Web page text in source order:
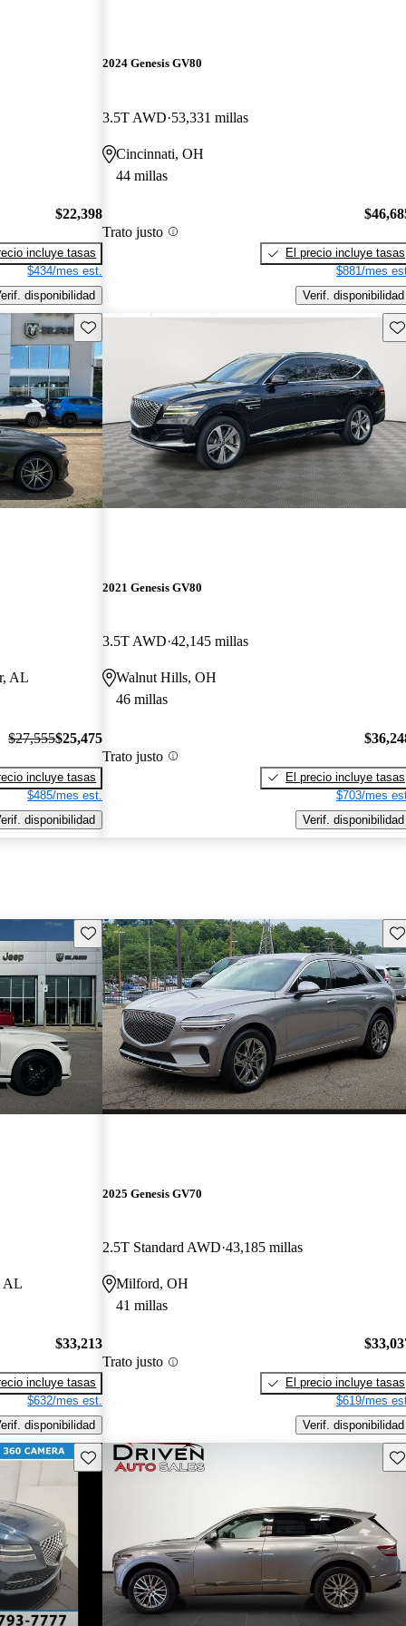
$22,398
incluye tasas
$434/mes est.
disponibilidad
2024 Genesis GV80
3.5T AWD 53,331 millas
Cincinnati, OH
44 millas
Trato justo
El precio incluye tasas
$881/mes
Verif. disponibilidad
Guarda este Aviso
AL
$27,555$25,475
incluye tasas
$485/mes est.
disponibilidad
2021 Genesis GV80
3.5T AWD 42,145 millas
Walnut Hills, OH
46 millas
Trato justo
El precio incluye tasas
$703/mes
Verif. disponibilidad
Guarda este Aviso
AL
$33,213
incluye tasas
$632/mes est.
disponibilidad
2025 Genesis GV70
2.5T Standard AWD 43,185 millas
Milford, OH
41 millas
Trato justo
El precio incluye tasas
$619/mes
Verif. disponibilidad
Guarda este Aviso